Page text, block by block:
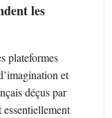
les
plateformes
et
déçus par